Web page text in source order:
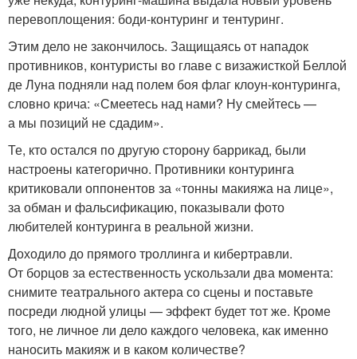
перевоплощения: боди-контуринг и тентуринг.
Этим дело не закончилось. Защищаясь от нападок
противников, контуристы во главе с визажисткой Беллой
де Луна подняли над полем боя флаг клоун-контуринга,
словно крича: «Смеетесь над нами? Ну смейтесь —
а мы позиций не сдадим».
Те, кто остался по другую сторону баррикад, были
настроены категорично. Противники контуринга
критиковали оппонентов за «тонны макияжа на лице»,
за обман и фальсификацию, показывали фото
любителей контуринга в реальной жизни.
Доходило до прямого троллинга и кибертравли.
От борцов за естественность ускользали два момента:
снимите театрального актера со сцены и поставьте
посреди людной улицы — эффект будет тот же. Кроме
того, не личное ли дело каждого человека, как именно
наносить макияж и в каком количестве?